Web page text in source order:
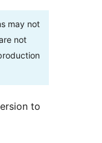
may not
not
to